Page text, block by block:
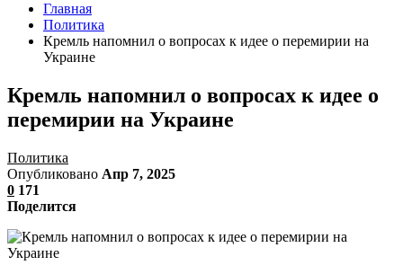
Главная
Политика
Кремль напомнил о вопросах к идее о перемирии на
Украине
Кремль напомнил о вопросах к идее о
перемирии на Украине
Политика
Опубликовано Апр 7, 2025
0 171
Поделится